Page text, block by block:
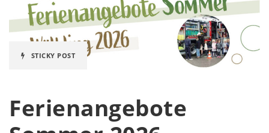
STICKY POST
Ferienangebote